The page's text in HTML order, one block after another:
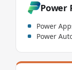
Power
Power
Power